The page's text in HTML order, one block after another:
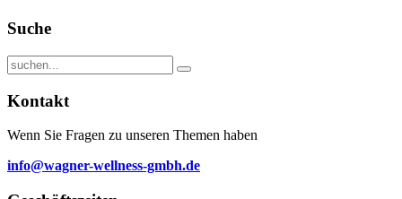
Suche
Kontakt
Wenn Sie Fragen zu unseren Themen haben
info@wagner-wellness-gmbh.de